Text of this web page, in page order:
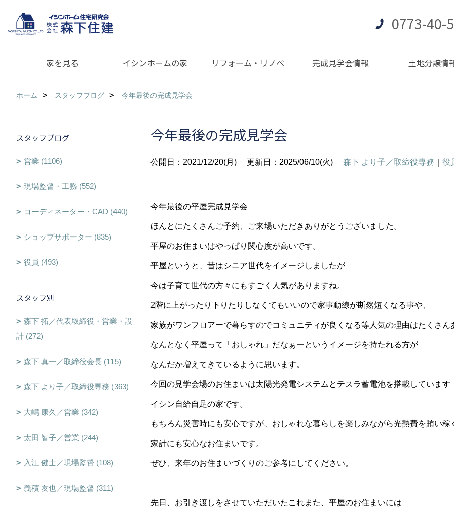
0773-40-
家を見る イシンホームの家 リフォーム・リノベ 完成見学会情報 土地分譲情
ホーム スタッフブログ 今年最後の完成見学会
今年最後の完成見学会
公開日：2021/12/20(月) 更新日：2025/06/10(火) 森下 より子／取締役専務 役
今年最後の平屋完成見学会
ほんとにたくさんご予約、ご来場いただきありがとうございました。
平屋のお住まいはやっぱり関心度が高いです。
平屋というと、昔はシニア世代をイメージしましたが
今は子育て世代の方々にもすごく人気がありますね。
2階に上がったり下りたりしなくてもいいので家事動線が断然短くなる事や、
家族がワンフロアーで暮らすのでコミュニティが良くなる等人気の理由はたくさん
なんとなく平屋って「おしゃれ」だなぁーというイメージを持たれる方が
なんだか増えてきているように思います。
今回の見学会場のお住まいは太陽光発電システムとテスラ蓄電池を搭載しています
イシン自給自足の家です。
もちろん災害時にも安心ですが、おしゃれな暮らしを楽しみながら光熱費を賄い稼
家計にも安心なお住まいです。
ぜひ、来年のお住まいづくりのご参考にしてください。
先日、お引き渡しをさせていただいたこれまた、平屋のお住まいには
スタッフブログ
営業 (1106)
現場監督・工務 (552)
コーディネーター・CAD (440)
ショップサポーター (835)
役員 (493)
スタッフ別
森下 拓／代表取締役・営業・設
計 (272)
森下 真一／取締役会長 (115)
森下 より子／取締役専務 (363)
大嶋 康久／営業 (342)
太田 智子／営業 (244)
入江 健士／現場監督 (108)
義積 友也／現場監督 (311)